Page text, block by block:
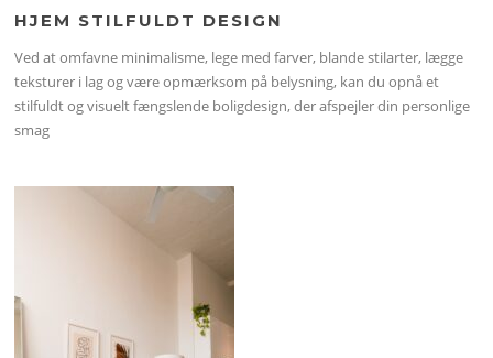
HJEM STILFULDT DESIGN
Ved at omfavne minimalisme, lege med farver, blande stilarter, lægge
teksturer i lag og være opmærksom på belysning, kan du opnå et
stilfuldt og visuelt fængslende boligdesign, der afspejler din personlige
smag